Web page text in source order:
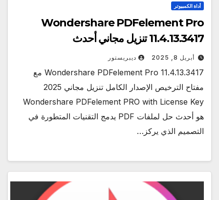
أداة الكمبيوتر
Wondershare PDFelement Pro
11.4.13.3417 تنزيل مجاني أحدث
أبريل 8, 2025 ديبريستور
Wondershare PDFelement Pro 11.4.13.3417 مع
مفتاح الترخيص الإصدار الكامل تنزيل مجاني 2025
Wondershare PDFelement PRO with License Key
هو أحدث حل لملفات PDF يدمج التقنيات المتطورة في
التصميم الذي يركز…